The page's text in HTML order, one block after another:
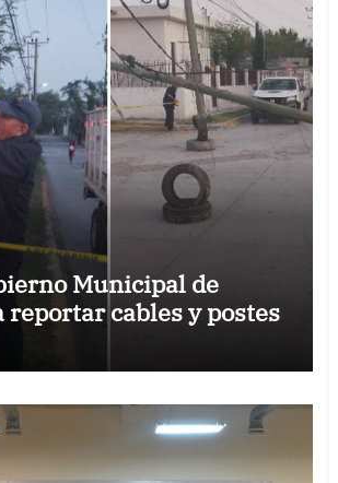
Municipal de
reportar cables y postes